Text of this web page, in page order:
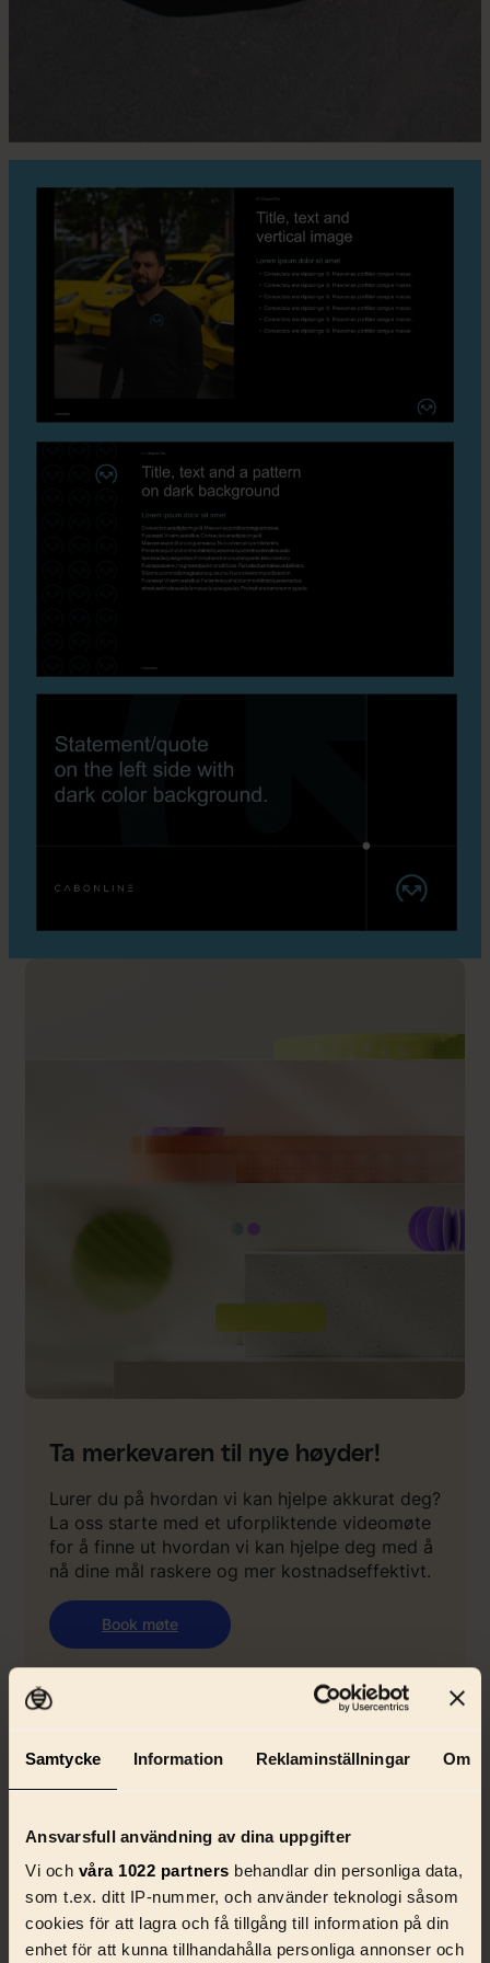
Samtycke Information Reklaminställningar Om
Ansvarsfull användning av dina uppgifter
Vi och våra 1022 partners behandlar din personliga data,
som t.ex. ditt IP-nummer, och använder teknologi såsom
cookies för att lagra och få tillgång till information på din
enhet för att kunna tillhandahålla personliga annonser och
Ta merkevaren til nye høyder!
Lurer du på hvordan vi kan hjelpe akkurat deg?
La oss starte med et uforpliktende videomøte
for å finne ut hvordan vi kan hjelpe deg med å
nå dine mål raskere og mer kostnadseffektivt.
Book møte